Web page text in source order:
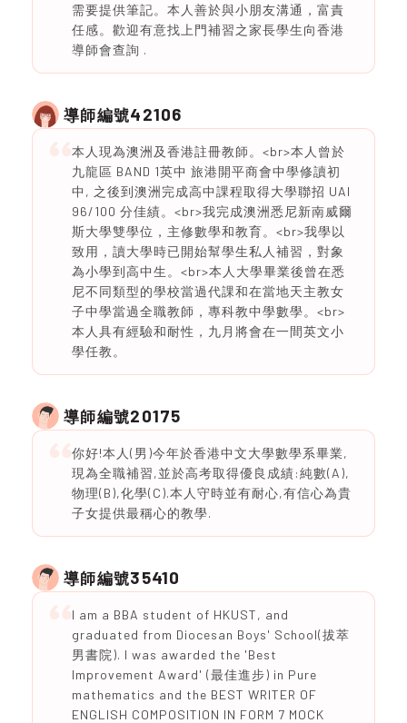
需要提供筆記。本人善於與小朋友溝通，富責
任感。歡迎有意找上門補習之家長學生向香港
導師會查詢 .
導師編號42106
本人現為澳洲及香港註冊教師。<br>本人曾於
九龍區 BAND 1英中 旅港開平商會中學修讀初
中, 之後到澳洲完成高中課程取得大學聯招 UAI
96/100 分佳績。<br>我完成澳洲悉尼新南威爾
斯大學雙學位，主修數學和教育。<br>我學以
致用，讀大學時已開始幫學生私人補習，對象
為小學到高中生。<br>本人大學畢業後曾在悉
尼不同類型的學校當過代課和在當地天主教女
子中學當過全職教師，專科教中學數學。<br>
本人具有經驗和耐性，九月將會在一間英文小
學任教。
導師編號20175
你好!本人(男)今年於香港中文大學數學系畢業,
現為全職補習,並於高考取得優良成績:純數(A),
物理(B),化學(C).本人守時並有耐心,有信心為貴
子女提供最稱心的教學.
導師編號35410
I am a BBA student of HKUST, and
graduated from Diocesan Boys' School(拔萃
男書院). I was awarded the 'Best
Improvement Award' (最佳進步) in Pure
mathematics and the BEST WRITER OF
ENGLISH COMPOSITION IN FORM 7 MOCK